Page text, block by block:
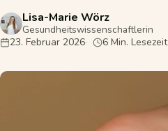
Lisa-Marie Wörz
Gesundheitswissenschaftlerin
23. Februar 2026
6 Min. Lesezeit